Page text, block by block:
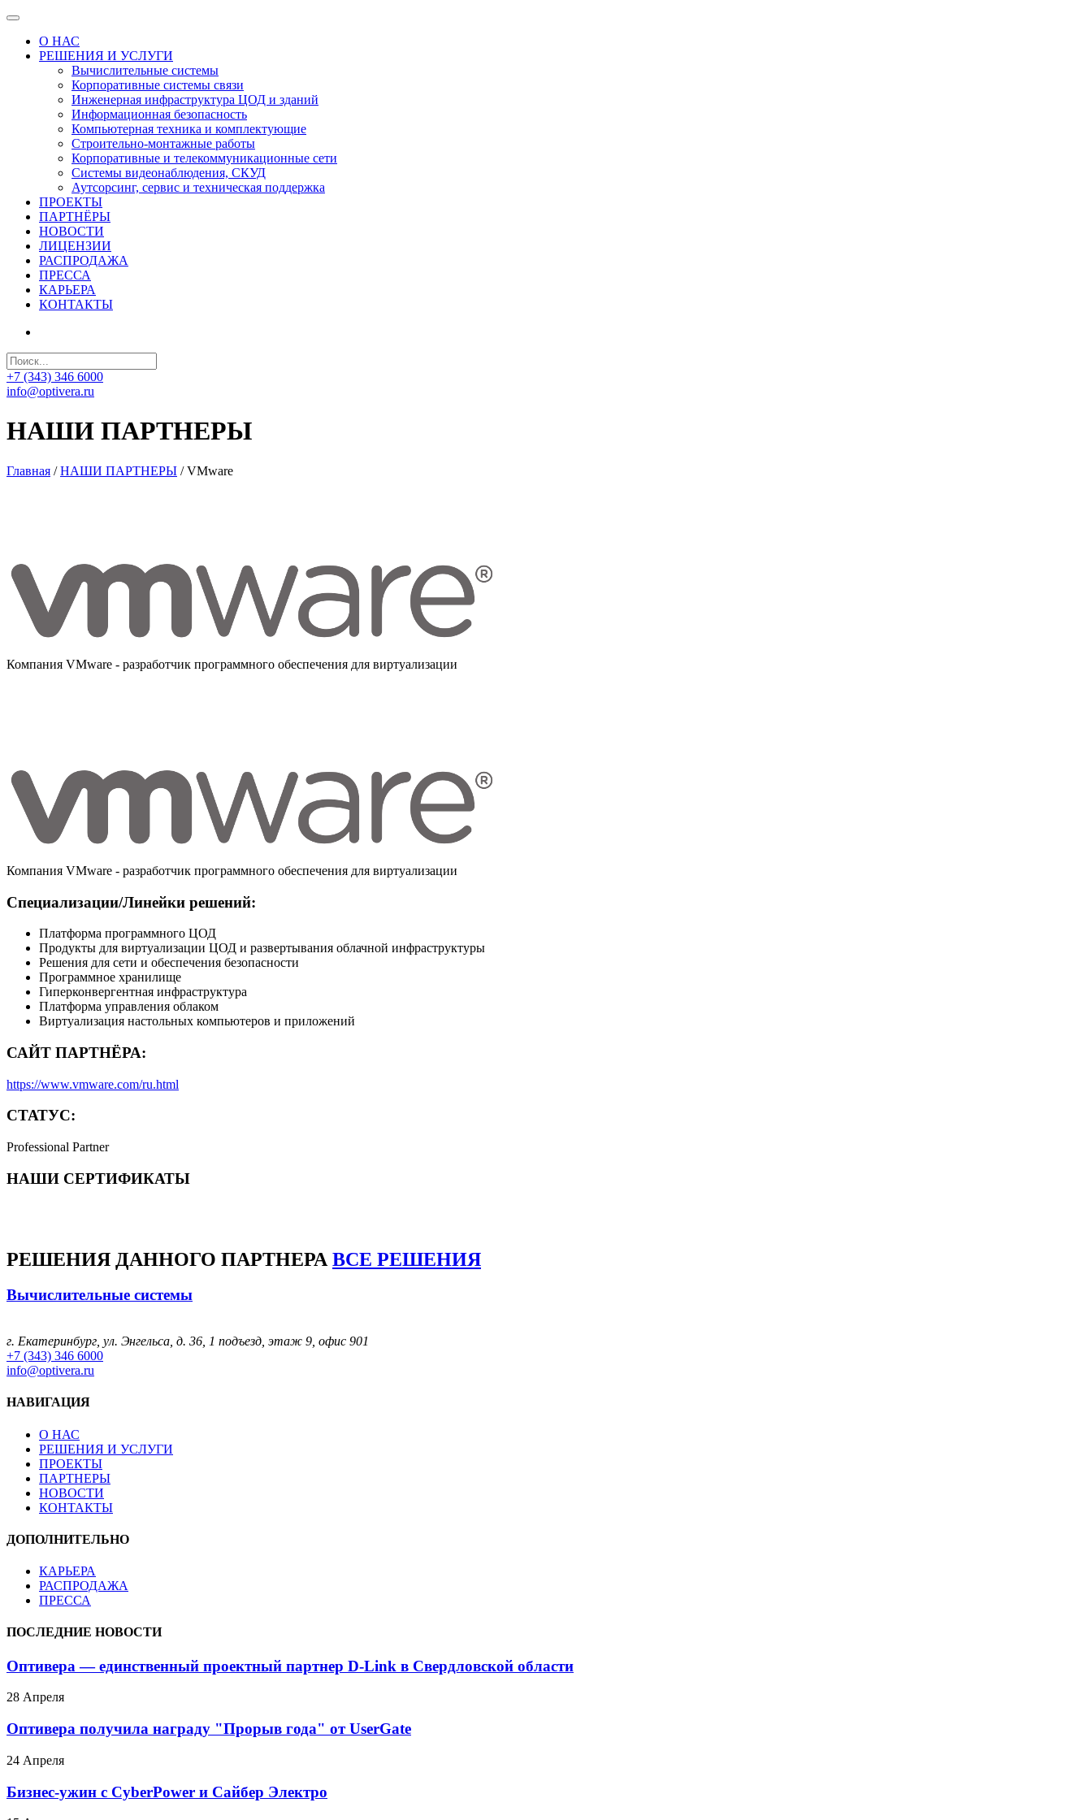
О НАС
РЕШЕНИЯ И УСЛУГИ
Вычислительные системы
Корпоративные системы связи
Инженерная инфраструктура ЦОД и зданий
Информационная безопасность
Компьютерная техника и комплектующие
Строительно-монтажные работы
Корпоративные и телекоммуникационные сети
Системы видеонаблюдения, СКУД
Аутсорсинг, сервис и техническая поддержка
ПРОЕКТЫ
ПАРТНЁРЫ
НОВОСТИ
ЛИЦЕНЗИИ
РАСПРОДАЖА
ПРЕССА
КАРЬЕРА
КОНТАКТЫ
+7 (343) 346 6000
info@optivera.ru
НАШИ ПАРТНЕРЫ
Главная / НАШИ ПАРТНЕРЫ / VMware
Компания VMware - разработчик программного обеспечения для виртуализации
Компания VMware - разработчик программного обеспечения для виртуализации
Специализации/Линейки решений:
Платформа программного ЦОД
Продукты для виртуализации ЦОД и развертывания облачной инфраструктуры
Решения для сети и обеспечения безопасности
Программное хранилище
Гиперконвергентная инфраструктура
Платформа управления облаком
Виртуализация настольных компьютеров и приложений
САЙТ ПАРТНЁРА:
https://www.vmware.com/ru.html
СТАТУС:
Professional Partner
НАШИ СЕРТИФИКАТЫ
РЕШЕНИЯ ДАННОГО ПАРТНЕРА ВСЕ РЕШЕНИЯ
Вычислительные системы
г. Екатеринбург, ул. Энгельса, д. 36, 1 подъезд, этаж 9, офис 901
+7 (343) 346 6000
info@optivera.ru
НАВИГАЦИЯ
О НАС
РЕШЕНИЯ И УСЛУГИ
ПРОЕКТЫ
ПАРТНЕРЫ
НОВОСТИ
КОНТАКТЫ
ДОПОЛНИТЕЛЬНО
КАРЬЕРА
РАСПРОДАЖА
ПРЕССА
ПОСЛЕДНИЕ НОВОСТИ
Оптивера — единственный проектный партнер D-Link в Свердловской области
28 Апреля
Оптивера получила награду "Прорыв года" от UserGate
24 Апреля
Бизнес-ужин с CyberPower и Сайбер Электро